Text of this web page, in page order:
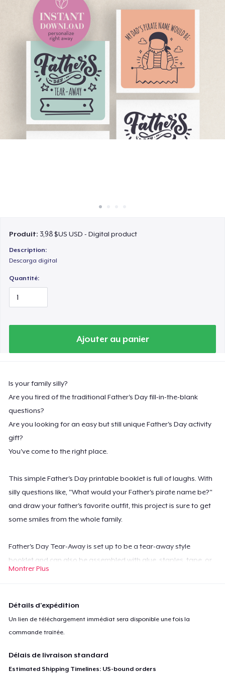
Vendez partout
Vendre n'importe quoi
Produit: 3,98 $US USD - Digital product
Description:
Descarga digital
Quantité:
Ajouter au panier
Is your family silly?
Are you tired of the traditional Father's Day fill-in-the-blank
questions?
Are you looking for an easy but still unique Father's Day activity
gift?
You've come to the right place.
This simple Father's Day printable booklet is full of laughs. With
silly questions like, "What would your Father's pirate name be?"
and draw your father's favorite outfit, this project is sure to get
some smiles from the whole family.
Father's Day Tear-Away is set up to be a tear-away style
booklet and can also be assembled with glue, staples, tape, or
ribbon based on your level of DIY. Because there are 14 pages
All you need are scissors and glue!
Each instant download is ready to print on 8.5x11 paper of your
Montrer Plus
Détails d'expédition
Un lien de téléchargement immédiat sera disponible une fois la
commande traitée.
Délais de livraison standard
Estimated Shipping Timelines: US-bound orders